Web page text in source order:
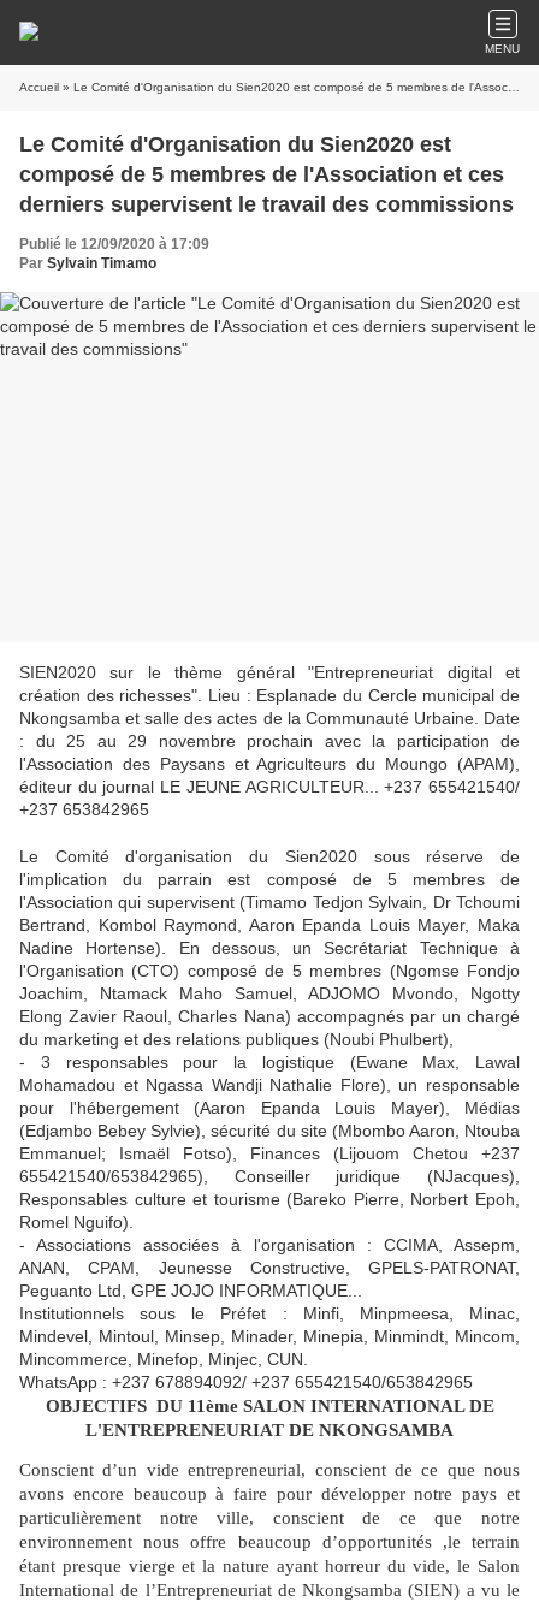
MENU
Accueil » Le Comité d'Organisation du Sien2020 est composé de 5 membres de l'Association et ces derniers supervisent le travail des commissions
Le Comité d'Organisation du Sien2020 est
composé de 5 membres de l'Association et ces
derniers supervisent le travail des commissions
Publié le 12/09/2020 à 17:09
Par Sylvain Timamo
SIEN2020 sur le thème général "Entrepreneuriat digital et
création des richesses". Lieu : Esplanade du Cercle municipal de
Nkongsamba et salle des actes de la Communauté Urbaine. Date
: du 25 au 29 novembre prochain avec la participation de
l'Association des Paysans et Agriculteurs du Moungo (APAM),
éditeur du journal LE JEUNE AGRICULTEUR...+237 655421540/
+237 653842965
Le Comité d'organisation du Sien2020 sous réserve de
l'implication du parrain est composé de 5 membres de
l'Association qui supervisent (Timamo Tedjon Sylvain, Dr Tchoumi
Bertrand, Kombol Raymond, Aaron Epanda Louis Mayer, Maka
Nadine Hortense). En dessous, un Secrétariat Technique à
l'Organisation (CTO) composé de 5 membres (Ngomse Fondjo
Joachim, Ntamack Maho Samuel, ADJOMO Mvondo, Ngotty
Elong Zavier Raoul, Charles Nana) accompagnés par un chargé
du marketing et des relations publiques (Noubi Phulbert),
- 3 responsables pour la logistique (Ewane Max, Lawal
Mohamadou et Ngassa Wandji Nathalie Flore), un responsable
pour l'hébergement (Aaron Epanda Louis Mayer), Médias
(Edjambo Bebey Sylvie), sécurité du site (Mbombo Aaron, Ntouba
Emmanuel; Ismaël Fotso), Finances (Lijouom Chetou +237
655421540/653842965), Conseiller juridique (NJacques),
Responsables culture et tourisme (Bareko Pierre, Norbert Epoh,
Romel Nguifo).
- Associations associées à l'organisation : CCIMA, Assepm,
ANAN, CPAM, Jeunesse Constructive, GPELS-PATRONAT,
Peguanto Ltd, GPE JOJO INFORMATIQUE...
Institutionnels sous le Préfet : Minfi, Minpmeesa, Minac,
Mindevel, Mintoul, Minsep, Minader, Minepia, Minmindt, Mincom,
Mincommerce, Minefop, Minjec, CUN.
WhatsApp : +237 678894092/ +237 655421540/653842965
OBJECTIFS DU 11ème SALON INTERNATIONAL DE
L'ENTREPRENEURIAT DE NKONGSAMBA
Conscient d’un vide entrepreneurial, conscient de ce que nous
avons encore beaucoup à faire pour développer notre pays et
particulièrement notre ville, conscient de ce que notre
environnement nous offre beaucoup d’opportunités ,le terrain
étant presque vierge et la nature ayant horreur du vide, le Salon
International de l’Entrepreneuriat de Nkongsamba (SIEN) a vu le